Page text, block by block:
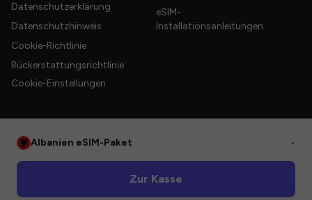
Datenschutzerklärung
Datenschutzhinweis
Cookie-Richtlinie
Rückerstattungsrichtlinie
Cookie-Einstellungen
eSIM-
Installationsanleitungen
Albanien eSIM-Paket •
Zur Kasse